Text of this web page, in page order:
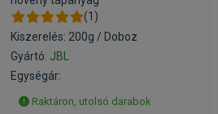
(1)
Kiszerelés: 200g / Doboz
Gyártó: JBL
Egységár:
Raktáron, utolsó darabok